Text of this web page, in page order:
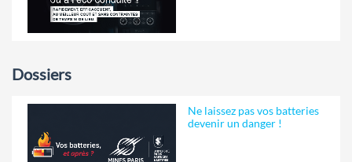
Dossiers
Ne laissez pas vos batteries
devenir un danger !